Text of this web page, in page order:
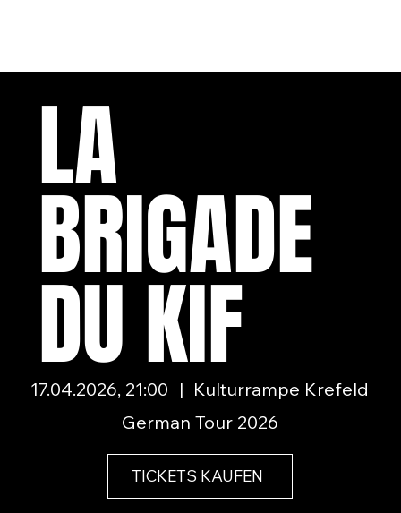
LA
BRIGADE
DU KIF
17.04.2026, 21:00 | Kulturrampe Krefeld
German Tour 2026
TICKETS KAUFEN